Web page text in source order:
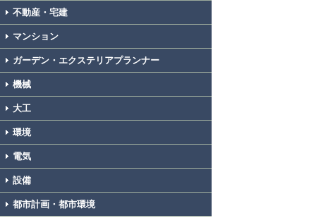
不動産・宅建
マンション
ガーデン・エクステリアプランナー
機械
大工
環境
電気
設備
都市計画・都市環境